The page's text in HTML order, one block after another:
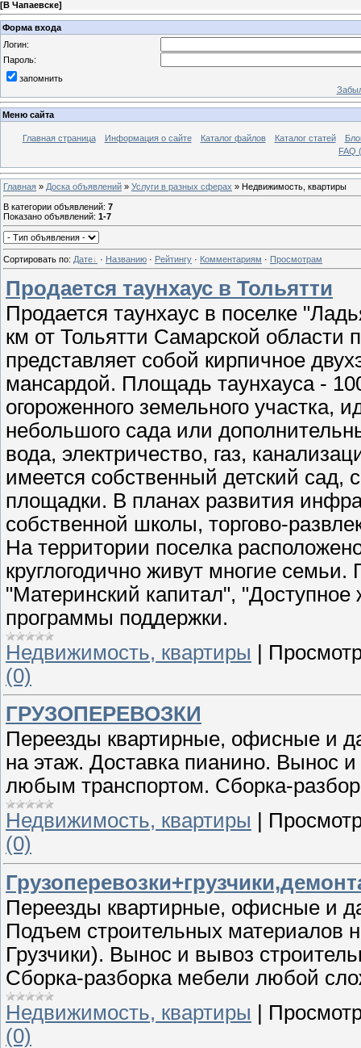
[В Чапаевске]
Форма входа
Логин:
Пароль:
запомнить
Меню сайта
Главная страница Информация о сайте Каталог файлов Каталог статей
FAQ
Главная » Доска объявлений » Услуги в разных сферах » Недвижимость, квартиры
В категории объявлений: 7
Показано объявлений: 1-7
Сортировать по: Дате · Названию · Рейтингу · Комментариям · Просмотрам
Продается таунхаус в Тольятти
Продается таунхаус в поселке
км от Тольятти Самарской области
представляет собой кирпичное
мансардой. Площадь таунхауса -
огороженного земельного участка,
небольшого сада или
вода, электричество, газ,
имеется собственный детский сад,
площадки. В планах развития
собственной школы, торгово-
На территории поселка
круглогодично живут многие
"Материнский капитал",
программы поддержки.
Недвижимость, квартиры |
(0)
ГРУЗОПЕРЕВОЗКИ
Переезды квартирные, офисные и
на этаж. Доставка пианино. Вынос
любым транспортом. Сборка-
Недвижимость, квартиры
(0)
Переезды квартирные, офисные и
Подъем строительных материалов
Грузчики). Вынос и вывоз
Сборка-разборка мебели любой
Недвижимость, квартиры
(0)